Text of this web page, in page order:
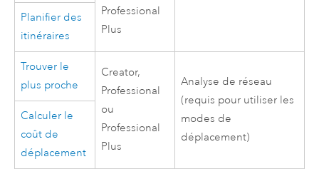
Professional
Plus
Planifier des
itinéraires
Trouver le
plus proche
Creator,
Professional
ou
Professional
Plus
Analyse de réseau
(requis pour utiliser les
modes de
déplacement)
Calculer le
coût de
déplacement